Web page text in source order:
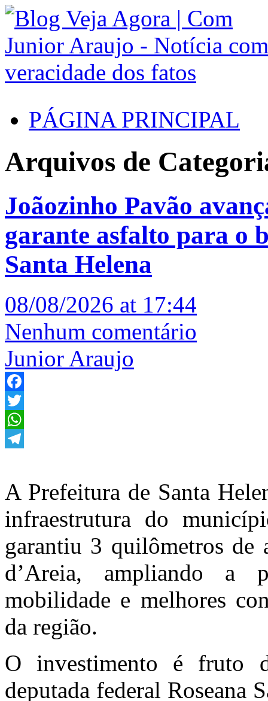
PÁGINA PRINCIPAL
Arquivos de
Joãozinho Pavão
garante asfalto para o
Santa Helena
08/08/2026 at 17:44
Nenhum comentário
Junior Araujo
Facebook
Twitter
WhatsApp
A Prefeitura de Santa
infraestrutura do
garantiu 3 quilômetros de
d’Areia, ampliando a
mobilidade e melhores
da região.
O investimento é fruto
deputada federal Roseana